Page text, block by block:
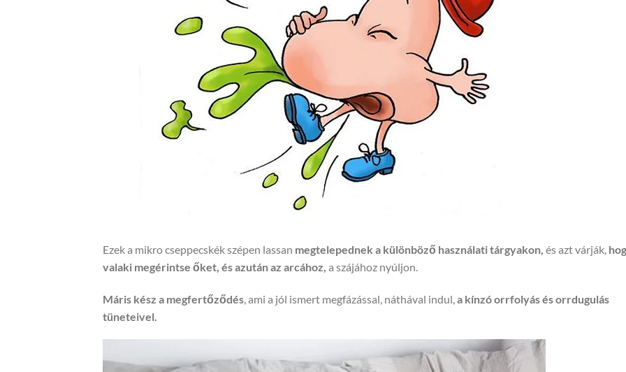
Ezek a mikro cseppecskék szépen lassan megtelepednek a különböző használati tárgyakon, és azt várják,
valaki megérintse őket, és azután az arcához, a szájához nyúljon.
Máris kész a megfertőződés , ami a jól ismert megfázással, náthával indul, a kínzó orrfolyás és orrdugulás
tüneteivel.